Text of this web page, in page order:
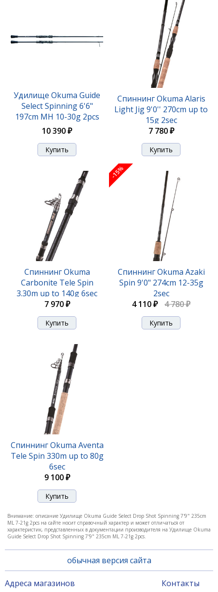
Удилище Okuma Guide Select Drop Shot Spinning
7'9" 235cm ML 7-21g 2pcs
11 050 ₽
Удилище Okuma Guide Select Finesse Spinning 7'3"
220cm ML 7-21g 2pcs
10 720 ₽
Удилище Okuma Guide Select Finesse Spinning 8'3"
11 050 ₽
Удилище Okuma Guide
Select Spinning 6'6"
197cm MH 10-30g 2pcs
10 390 ₽
Спиннинг Okuma Alaris
Light Jig 9'0'' 270cm up to
15g 2sec
7 780 ₽
Спиннинг Okuma
Carbonite Tele Spin
3.30m up to 140g 6sec
7 970 ₽
-15%
Спиннинг Okuma Azaki
Spin 9'0" 274cm 12-35g
2sec
4 110 ₽
4 780 ₽
Спиннинг Okuma Aventa
Tele Spin 330m up to 80g
6sec
9 100 ₽
Внимание: описание Удилище Okuma Guide Select Drop Shot Spinning 7'9" 235cm
ML 7-21g 2pcs на сайте носит справочный характер и может отличаться от
характеристик, представленных в документации производителя на Удилище Okuma
Guide Select Drop Shot Spinning 7'9" 235cm ML 7-21g 2pcs.
обычная версия сайта
Адреса магазинов Контакты